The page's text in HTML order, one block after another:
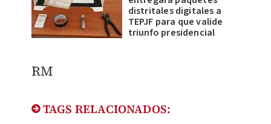
distritales digitales a
TEPJF para que valide
triunfo presidencial
RM
TAGS RELACIONADOS: